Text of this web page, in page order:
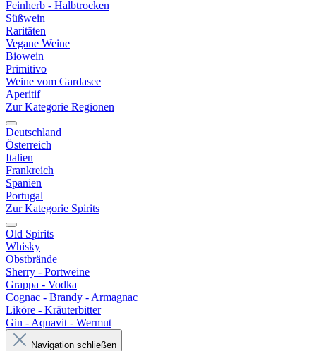
Feinherb - Halbtrocken
Süßwein
Raritäten
Vegane Weine
Biowein
Primitivo
Weine vom Gardasee
Aperitif
Zur Kategorie Regionen
Deutschland
Österreich
Italien
Frankreich
Spanien
Portugal
Zur Kategorie Spirits
Old Spirits
Whisky
Obstbrände
Sherry - Portweine
Grappa - Vodka
Cognac - Brandy - Armagnac
Liköre - Kräuterbitter
Gin - Aquavit - Wermut
Navigation schließen